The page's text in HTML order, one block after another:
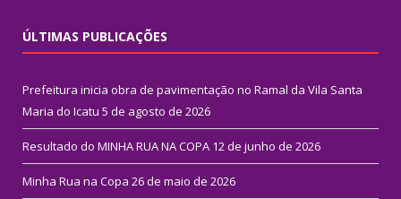
ÚLTIMAS PUBLICAÇÕES
Prefeitura inicia obra de pavimentação no Ramal da Vila Santa
Maria do Icatu 5 de agosto de 2026
Resultado do MINHA RUA NA COPA 12 de junho de 2026
Minha Rua na Copa 26 de maio de 2026